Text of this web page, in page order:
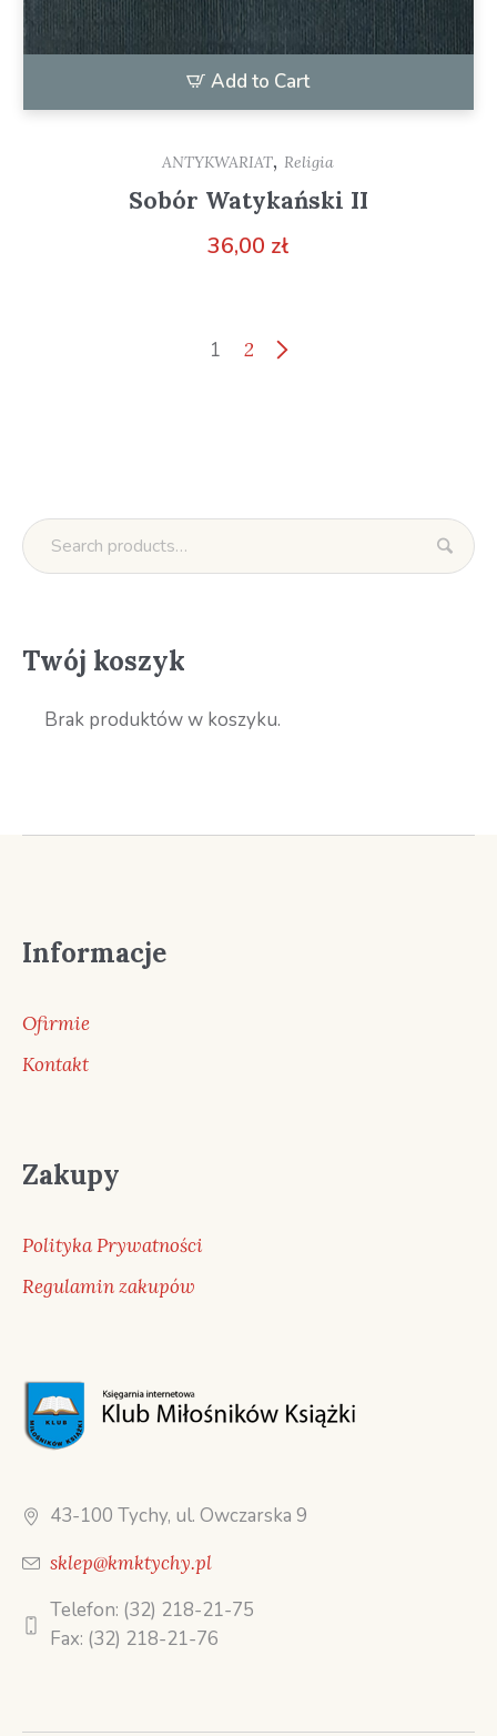
Add to Cart
ANTYKWARIAT, Religia
Sobór Watykański II
36,00 zł
1 2
Twój koszyk
Brak produktów w koszyku.
Informacje
Ofirmie
Kontakt
Zakupy
Polityka Prywatności
Regulamin zakupów
43-100 Tychy, ul. Owczarska 9
sklep@kmktychy.pl
Telefon: (32) 218-21-75
Fax: (32) 218-21-76